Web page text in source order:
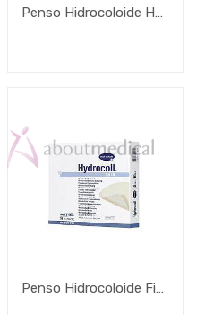
Penso Hidrocoloide Hydrocoll Standard
Penso Hidrocoloide Fino Hydrocoll Fino Thin